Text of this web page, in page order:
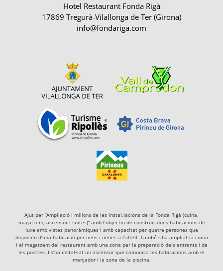
Hotel Restaurant Fonda Rigà
17869 Tregurà-Vilallonga de Ter (Girona)
info@fondariga.com
Ajut per “Ampliació i millora de les instal.lacions de la Fonda Rigà (cuina,
magatzem, ascensor i suites)” amb l’objectiu de construir dues habitacions de
luxe amb vistes panoràmiques i amb capacitat per quatre persones que
disposen d’una habitació per nens i nenes a l’altell. També s’ha ampliat la cuina
i el magatzem del restaurant amb una zona per la preparació dels entrants i de
les postres. I s’ha instal•lat un ascensor que comunica les habitacions amb el
menjador i la zona de la piscina.